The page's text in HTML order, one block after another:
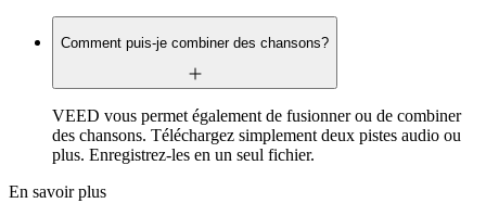
Comment puis-je combiner des chansons?
VEED vous permet également de fusionner ou de combiner
des chansons. Téléchargez simplement deux pistes audio ou
plus. Enregistrez-les en un seul fichier.
En savoir plus